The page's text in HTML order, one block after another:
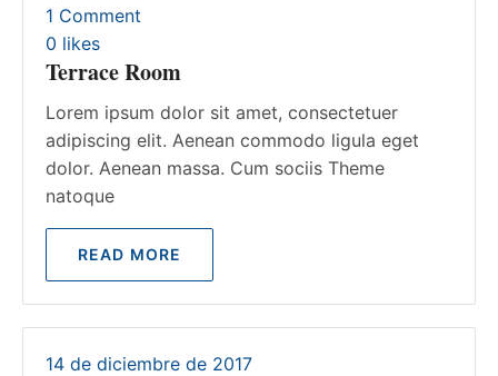
1 Comment
0 likes
Terrace Room
Lorem ipsum dolor sit amet, consectetuer
adipiscing elit. Aenean commodo ligula eget
dolor. Aenean massa. Cum sociis Theme
natoque
READ MORE
14 de diciembre de 2017